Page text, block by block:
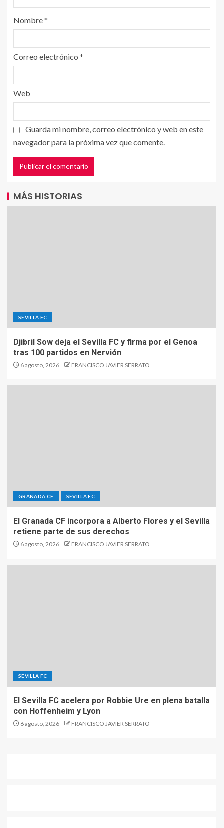
Nombre*
Correo electrónico *
Web
Guarda mi nombre, correo electrónico y web en este
navegador para la próxima vez que comente.
MÁS HISTORIAS
SEVILLA FC
Djibril Sow deja el Sevilla FC y firma por el Genoa
tras 100 partidos en Nervión
6 agosto, 2026 FRANCISCO JAVIER SERRATO
GRANADA CF SEVILLA FC
El Granada CF incorpora a Alberto Flores y el Sevilla
retiene parte de sus derechos
6 agosto, 2026 FRANCISCO JAVIER SERRATO
SEVILLA FC
El Sevilla FC acelera por Robbie Ure en plena batalla
con Hoffenheim y Lyon
6 agosto, 2026 FRANCISCO JAVIER SERRATO